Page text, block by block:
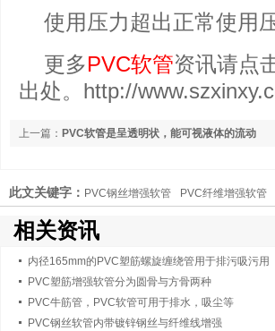
使用压力超出正常使用
更多PVC软管资讯请点
出处。http://
上一篇： PVC软管是呈透明状，能可视液体的流动
此文关键字： PVC钢丝增强软管 PVC纤维增强软管
相关资讯
内径165mm的PVC塑筋螺旋缠绕管用于排污吸污用
PVC塑筋增强软管分为圆骨与方骨两种
PVC牛筋管，PVC软管可用于排水，吸尘等
PVC钢丝软管内带镀锌钢丝与纤维线增强